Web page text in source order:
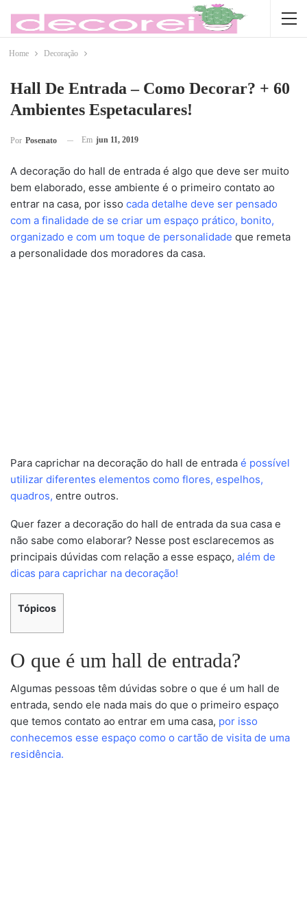
Home Decoração
Hall De Entrada – Como Decorar? + 60
Ambientes Espetaculares!
Por Posenato Em jun 11, 2019
A decoração do hall de entrada é algo que deve ser muito
bem elaborado, esse ambiente é o primeiro contato ao
entrar na casa, por isso cada detalhe deve ser pensado
com a finalidade de se criar um espaço prático, bonito,
organizado e com um toque de personalidade que remeta
a personalidade dos moradores da casa.
Para caprichar na decoração do hall de entrada é possível
utilizar diferentes elementos como flores, espelhos,
quadros, entre outros.
Quer fazer a decoração do hall de entrada da sua casa e
não sabe como elaborar? Nesse post esclarecemos as
principais dúvidas com relação a esse espaço, além de
dicas para caprichar na decoração!
Tópicos
O que é um hall de entrada?
Algumas pessoas têm dúvidas sobre o que é um hall de
entrada, sendo ele nada mais do que o primeiro espaço
que temos contato ao entrar em uma casa, por isso
conhecemos esse espaço como o cartão de visita de uma
residência.